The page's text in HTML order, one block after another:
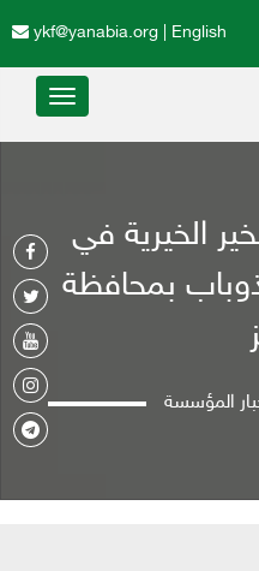
English
ykf@yanabia.org
Toggle
الخيرية في
ذوباب بمحافظة
المؤسسة